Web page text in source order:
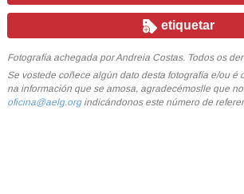
etiquetar
Fotografía achegada por Andreia Costas. Todos os
Se vostede coñece algún dato desta fotografía e/ou é
na información que se amosa, agradecémoslle que
oficina@aelg.orgindicándonos este número de